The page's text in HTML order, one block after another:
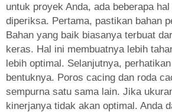
untuk proyek Anda, ada beberapa
diperiksa. Pertama, pastikan bahan
Bahan yang baik biasanya terbuat
keras. Hal ini membuatnya lebih
lebih optimal. Selanjutnya,
bentuknya. Poros cacing dan roda
sempurna satu sama lain. Jika
kinerjanya tidak akan optimal. Anda